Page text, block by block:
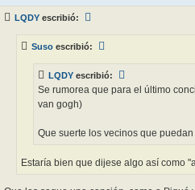
LQDY escribió:
Suso escribió:
LQDY escribió:
Se rumorea que para el último
van gogh)
Que suerte los vecinos que
Estaría bien que dijese algo así como